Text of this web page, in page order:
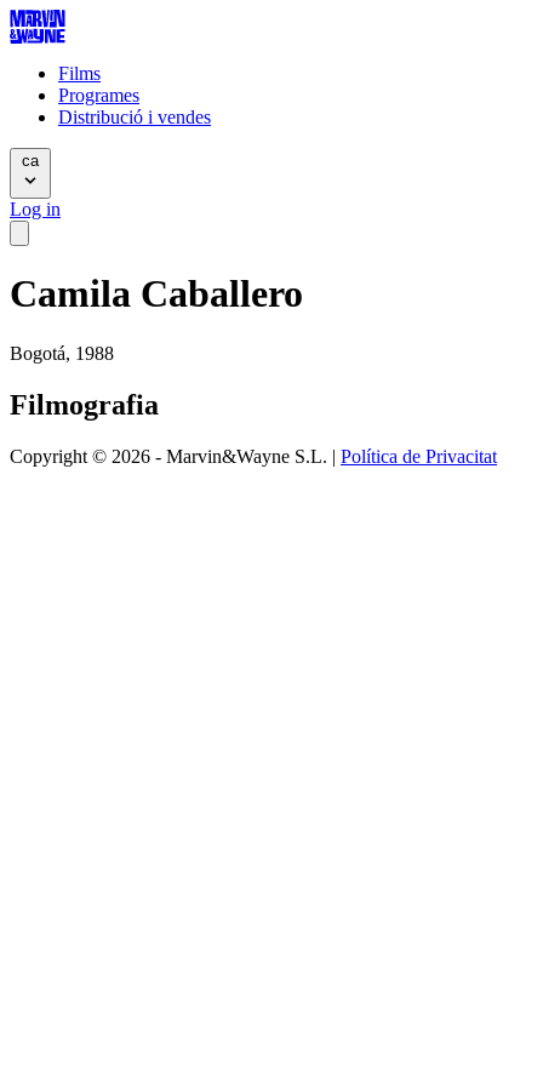
Films
Programes
Distribució i vendes
ca
Log in
Camila Caballero
Bogotá, 1988
Filmografia
Copyright © 2026 - Marvin&Wayne S.L. | Política de Privacitat